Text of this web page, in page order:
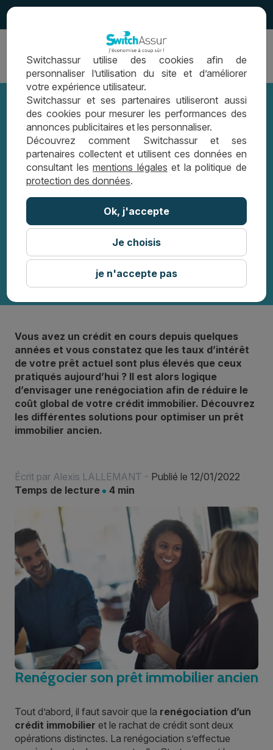
Ouvrir
navigation
Comment économiser en renégociant
son prêt immobilier ancien ?
LES CONSEILS SWITCHASSUR
COMMENT ÉCONOMISER EN
RENÉGOCIANT SON PRÊT IMMOBILIER
ANCIEN ?
Vous avez un crédit en cours depuis quelques
années et vous constatez que les taux d’intérêt
de votre prêt actuel sont plus élevés que ceux
pratiqués aujourd’hui ? Il est alors logique
d’envisager une renégociation afin de réduire le
coût global de votre crédit immobilier. Découvrez
les différentes solutions pour optimiser un prêt
immobilier ancien.
Écrit par Alexis LALLEMANT - Publié le 12/01/2022
Temps de lecture
4 min
Renégocier son prêt immobilier ancien
Tout d’abord, il faut savoir que la renégociation d’un
crédit immobilier et le rachat de crédit sont deux
opérations distinctes. La renégociation s’effectue
Switchassur utilise des cookies afin de
personnaliser l’utilisation du site et d’améliorer
votre expérience utilisateur.
Switchassur et ses partenaires utiliseront aussi
des cookies pour mesurer les performances des
annonces publicitaires et les personnaliser.
Découvrez comment Switchassur et ses
partenaires collectent et utilisent ces données en
consultant lesmentions légales et la politique de
protection des données.
Ok, j'accepte
Je choisis
je n'accepte pas